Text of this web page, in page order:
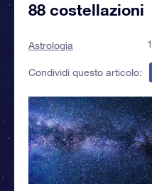
88 costellazioni
Astrologia
Condividi questo articolo: